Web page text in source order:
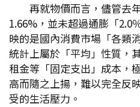
再就物價而言，儘管去
1.66%，並未超過通膨「2.0
映的是國內消費市場「各類
統計上屬於「平均」性質，
租金等「固定支出」成本，
高而隨之上揚，難以完全反
受的生活壓力。